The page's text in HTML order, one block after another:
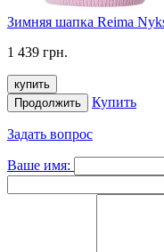
Зимняя шапка Reima
1 439 грн.
купить
Продолжить
Купить
Задать вопрос
Ваше имя: